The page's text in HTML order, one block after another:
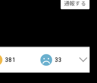
通報する
381 33